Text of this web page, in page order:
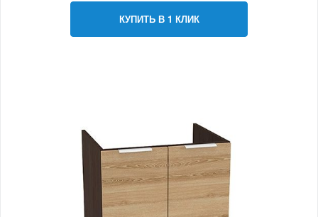
КУПИТЬ В 1 КЛИК